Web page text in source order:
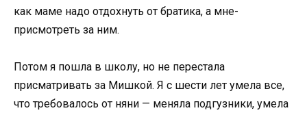
как маме надо отдохнуть от братика, а мне-
присмотреть за ним.
Потом я пошла в школу, но не перестала
присматривать за Мишкой. Я с шести лет умела все,
что требовалось от няни — меняла подгузники, умела